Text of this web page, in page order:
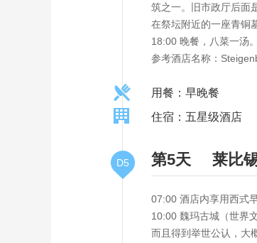
筑之一。旧市政厅后面
在祭坛附近的一座青铜
18:00 晚餐，八菜一汤
参考酒店名称：
用餐：早晚餐
住宿：五星级酒店
D5 第5天 莱比
07:00 酒店内享用西式
10:00 魏玛古城（世界
而且得到举世公认，大